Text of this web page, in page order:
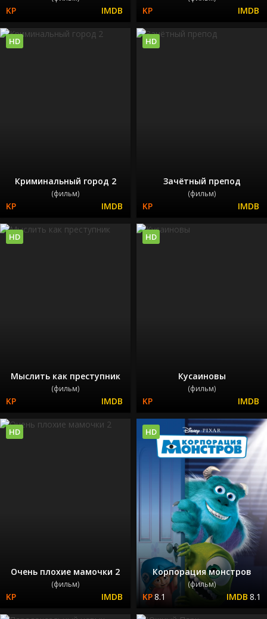
Криминальный город 2
(фильм)
HD
Зачётный препод
(фильм)
HD
Мыслить как преступник
(фильм)
HD
Кусаиновы
(фильм)
HD
Очень плохие мамочки 2
(фильм)
HD
Корпорация монстров
(фильм)
8.1 8.1
HD